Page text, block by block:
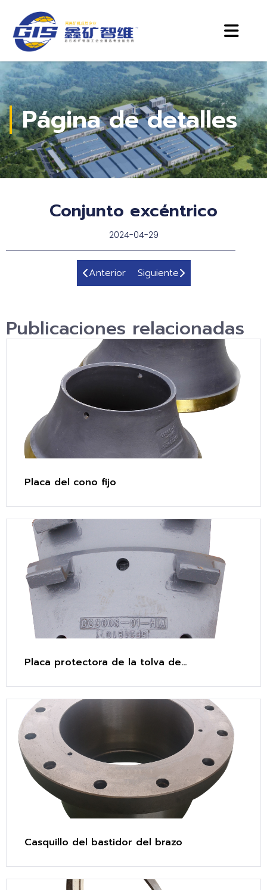
Página de detalles
Conjunto excéntrico
2024-04-29
Anterior Siguiente
Publicaciones relacionadas
Placa del cono fijo
Placa protectora de la tolva de
Casquillo del bastidor del brazo